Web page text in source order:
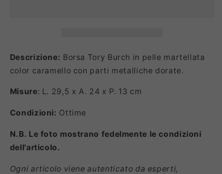
Descrizione: Borsa Tory Burch in pelle martellata
color caramello con parti metalliche dorate.
Misure: L. 29,5 x A. 24 x P. 13 cm
Condizioni: Ottime
N.B. Le foto mostrano fedelmente le condizioni
dell'articolo.
Ogni articolo viene autenticato da esperti,